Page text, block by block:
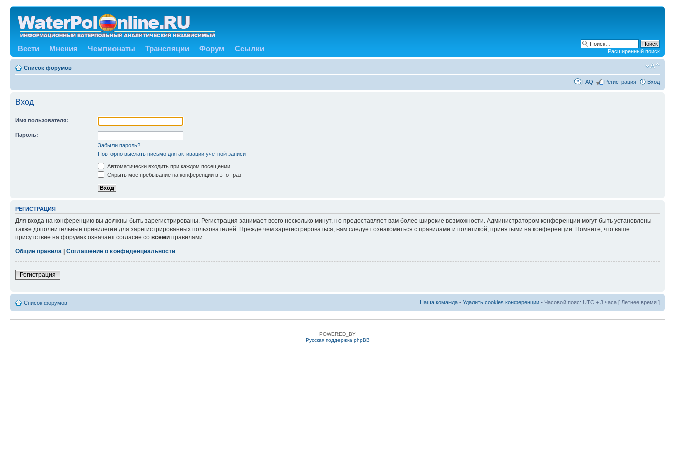
Вести Мнения Чемпионаты Трансляции Форум Ссылки Расширенный поиск
Список форумов
FAQ Регистрация Вход
Вход
Имя пользователя:
Пароль:
Забыли пароль?
Повторно выслать письмо для активации учётной записи
Автоматически входить при каждом посещении
Скрыть моё пребывание на конференции в этот раз
РЕГИСТРАЦИЯ
Для входа на конференцию вы должны быть зарегистрированы. Регистрация занимает всего несколько минут, но предоставляет вам более широкие возможности. Администратором конференции могут быть установлены
также дополнительные привилегии для зарегистрированных пользователей. Прежде чем зарегистрироваться, вам следует ознакомиться с правилами и политикой, принятыми на конференции. Помните, что ваше
присутствие на форумах означает согласие со всеми правилами.
Общие правила | Соглашение о конфиденциальности
Регистрация
Список форумов Наша команда • Удалить cookies конференции • Часовой пояс: UTC + 3 часа [ Летнее время ]
POWERED_BY
Русская поддержка phpBB